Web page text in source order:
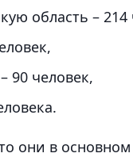
область – 214
90 человек,
они в